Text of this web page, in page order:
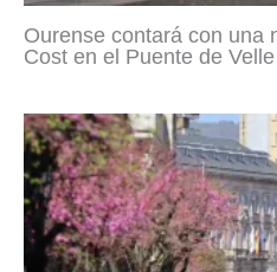
Ourense contará con una
Cost en el Puente de Velle